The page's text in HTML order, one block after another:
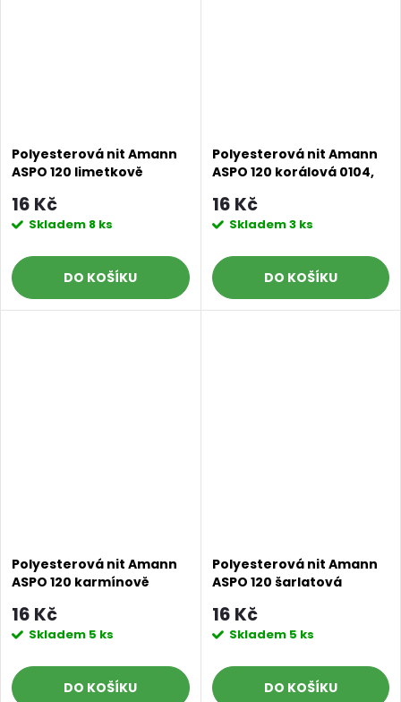
Polyesterová nit Amann
ASPO 120 limetkově
16 Kč
Skladem 8 ks
DO KOŠÍKU
Polyesterová nit Amann
ASPO 120 korálová 0104,
16 Kč
Skladem3 ks
DO KOŠÍKU
Polyesterová nit Amann
ASPO 120 karmínově
16 Kč
Skladem 5 ks
DO KOŠÍKU
Polyesterová nit Amann
ASPO 120 šarlatová
16 Kč
Skladem 5 ks
DO KOŠÍKU